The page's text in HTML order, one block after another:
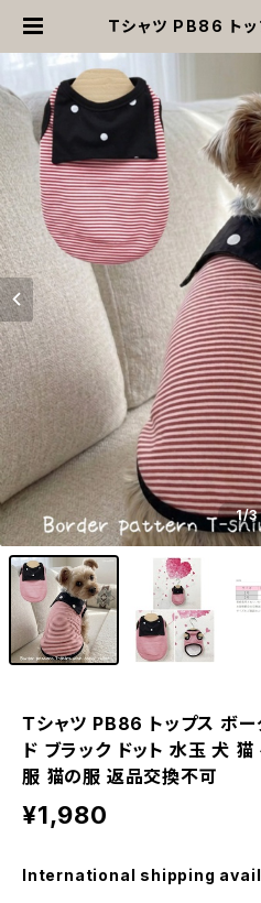
Ｔシャツ PB86 ト
水玉 犬 猫 ペット
服 猫の服 返品交
1/3
Ｔシャツ PB86 トップス ボ
ド ブラック ドット 水玉 犬
服 猫の服 返品交換不可
¥1,980
International shipping